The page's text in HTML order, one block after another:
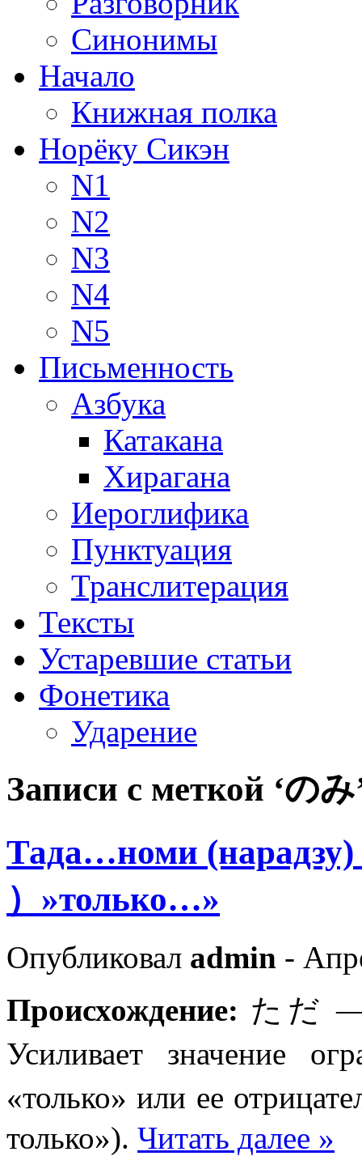
Синонимы
Начало
Книжная полка
Норёку Сикэн
N1
N2
N3
N4
N5
Письменность
Азбука
Катакана
Хирагана
Иероглифика
Пунктуация
Транслитерация
Тексты
Устаревшие статьи
Фонетика
Ударение
Записи с меткой ‘のみ
Тада…номи
）»только…»
Опубликовал admin -
Происхождение: ただ —
Усиливает значение
«только» или ее
только»). Читать далее »